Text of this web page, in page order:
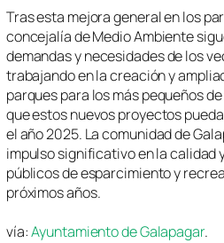
Tras esta mejora general en los
concejalía de Medio Ambiente
demandas y necesidades de los
trabajando en la creación y
parques para los más pequeños
que estos nuevos proyectos
el año 2025. La comunidad de
impulso significativo en la calidad
públicos de esparcimiento y
próximos años.
vía:Ayuntamiento de Galapagar.